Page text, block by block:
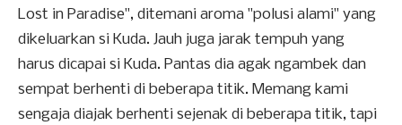
Lost in Paradise", ditemani aroma "polusi alami" yang
dikeluarkan si Kuda. Jauh juga jarak tempuh yang
harus dicapai si Kuda. Pantas dia agak ngambek dan
sempat berhenti di beberapa titik. Memang kami
sengaja diajak berhenti sejenak di beberapa titik, tapi